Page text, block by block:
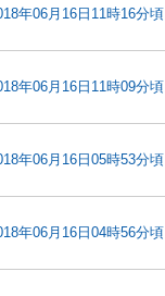
年06月16日11時16分頃
年06月16日11時09分頃
年06月16日05時53分頃
年06月16日04時56分頃